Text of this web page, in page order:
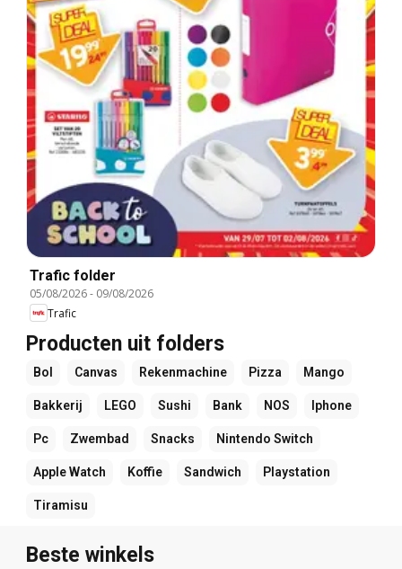
Trafic folder
05/08/2026- 09/08/2026
Trafic
Producten uit folders
Bol Canvas Rekenmachine Pizza Mango
Bakkerij LEGO Sushi Bank NOS Iphone
Pc Zwembad Snacks Nintendo Switch
Apple Watch Koffie Sandwich Playstation
Tiramisu
Beste winkels